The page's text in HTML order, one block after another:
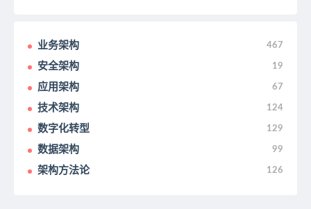
业务架构 467
安全架构 19
应用架构 67
技术架构 124
数字化转型 129
数据架构 99
架构方法论 126